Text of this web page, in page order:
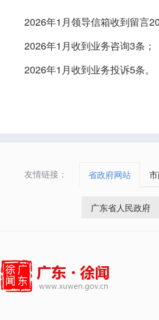
2026年1月领导信箱收到留言
2026年1月收到业务咨询3条；
2026年1月收到业务投诉5条。
友情链接： 省政府网站
广东省人民政府